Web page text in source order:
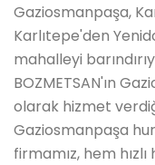
Gaziosmanpaşa,
Karlıtepe'den
mahalleyi
BOZMETSAN'ın
olarak hizmet
Gaziosmanpaşa
firmamız, hem